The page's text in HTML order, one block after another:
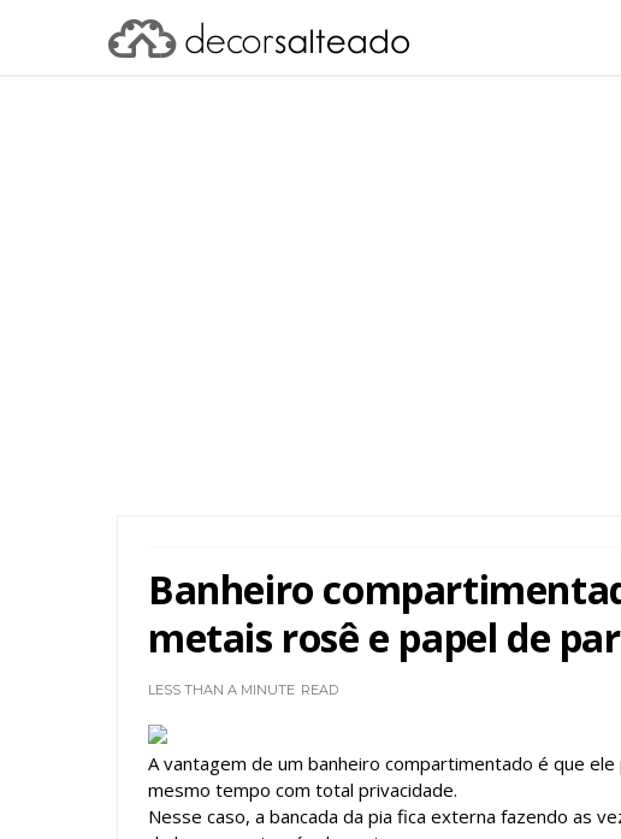
Banheiro
metais rosê e papel de
LESS THAN A MINUTE READ
A vantagem de um banheiro compartimentado é que
mesmo tempo com total privacidade.
Nesse caso, a bancada da pia fica externa fazendo as